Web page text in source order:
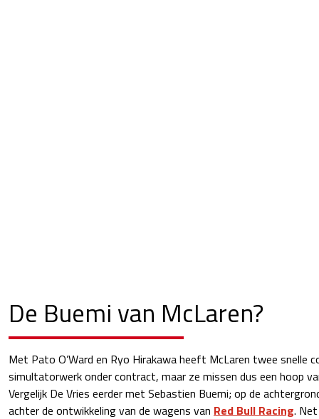
De Buemi van McLaren?
Met Pato O’Ward en Ryo Hirakawa heeft McLaren twee snelle
simultatorwerk onder contract, maar ze missen dus een hoop
Vergelijk De Vries eerder met Sebastien Buemi; op de
achter de ontwikkeling van de wagens van Red Bull Racing.